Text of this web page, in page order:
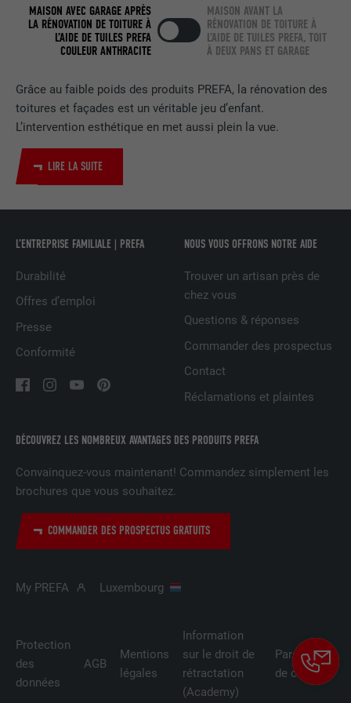
Grâce au faible poids des produits PREFA, la rénovation des
toitures et façades est un véritable jeu d’enfant.
L’intervention esthétique en met aussi plein la vue.
LIRE LA SUITE
MAISON AVEC GARAGE APRÈS
LA RÉNOVATION DE TOITURE À
L’AIDE DE TUILES PREFA
COULEUR ANTHRACITE
MAISON AVANT LA
RÉNOVATION DE TOITURE À
L’AIDE DE TUILES PREFA, TOIT
À DEUX PANS ET GARAGE
DÉCOUVREZ LES NOMBREUX AVANTAGES DES PRODUITS PREFA
Convainquez-vous maintenant! Commandez simplement les
brochures que vous souhaitez.
COMMANDER DES PROSPECTUS GRATUITS
L’ENTREPRISE FAMILIALE | PREFA
Durabilité
Offres d’emploi
Presse
Conformité
NOUS VOUS OFFRONS NOTRE AIDE
Trouver un artisan près de
chez vous
Questions & réponses
Commander des prospectus
Contact
Réclamations et plaintes
My PREFA Luxembourg
Protection
des
données
AGB
Mentions
légales
Information
sur le droit de
rétractation
(Academy)
Paramètres
de cookies
EXPIRATION 2 ans
UTILITÉ
LinkedIn pour suivre l'utilisation de
services intégrés.
FOURNISSEUR
UTILITÉ
LinkedIn pour suivre l'utilisation de
services intégrés
NOM UserMatchHistory
FOURNISSEUR
UTILITÉ
plusieurs sites Internet afin d'afficher de
la publicité adaptée aux préférences de
FOURNISSEUR LinkedIn
UTILITÉ
Utilisé par le service de réseau social
LinkedIn pour suivre l'utilisation de
services intégrés